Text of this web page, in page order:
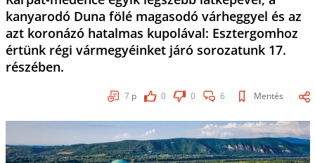
kanyarodó Duna fölé magasodó várheggyel és az
azt koronázó hatalmas kupolával: Esztergomhoz
értünk régi vármegyéinket járó sorozatunk 17.
részében.
7 p 0 0 6 Mentés